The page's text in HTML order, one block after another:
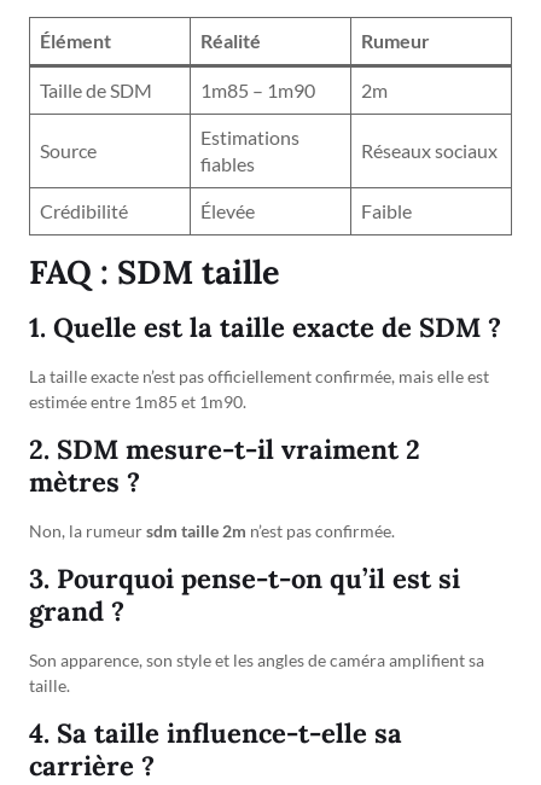
Élément Réalité Rumeur
Taille de SDM 1m85 – 1m90 2m
Source
Estimations
fiables
Réseaux sociaux
Crédibilité Élevée Faible
FAQ : SDM taille
1. Quelle est la taille exacte de SDM ?
La taille exacte n’est pas officiellement confirmée, mais elle est
estimée entre 1m85 et 1m90.
2. SDM mesure-t-il vraiment 2
mètres ?
Non, la rumeursdm taille 2m n’est pas confirmée.
3. Pourquoi pense-t-on qu’il est si
grand ?
Son apparence, son style et les angles de caméra amplifient sa
taille.
4. Sa taille influence-t-elle sa
carrière ?